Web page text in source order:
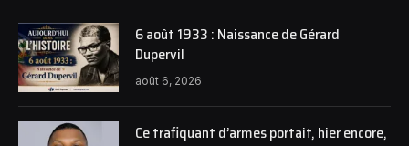
6 août 1933 : Naissance de Gérard
Dupervil
août 6, 2026
Ce trafiquant d’armes portait, hier encore,